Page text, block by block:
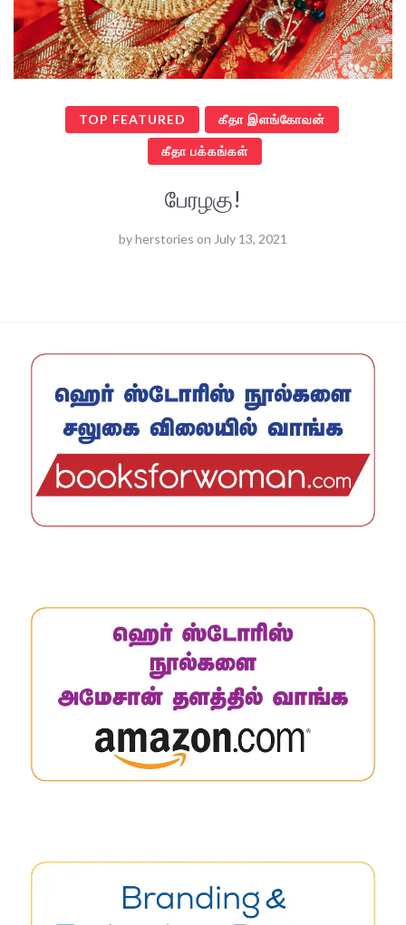
TOP FEATURED கீதா இளங்கோவன்
கீதா பக்கங்கள்
பேரழகு!
byherstories on July 13, 2021